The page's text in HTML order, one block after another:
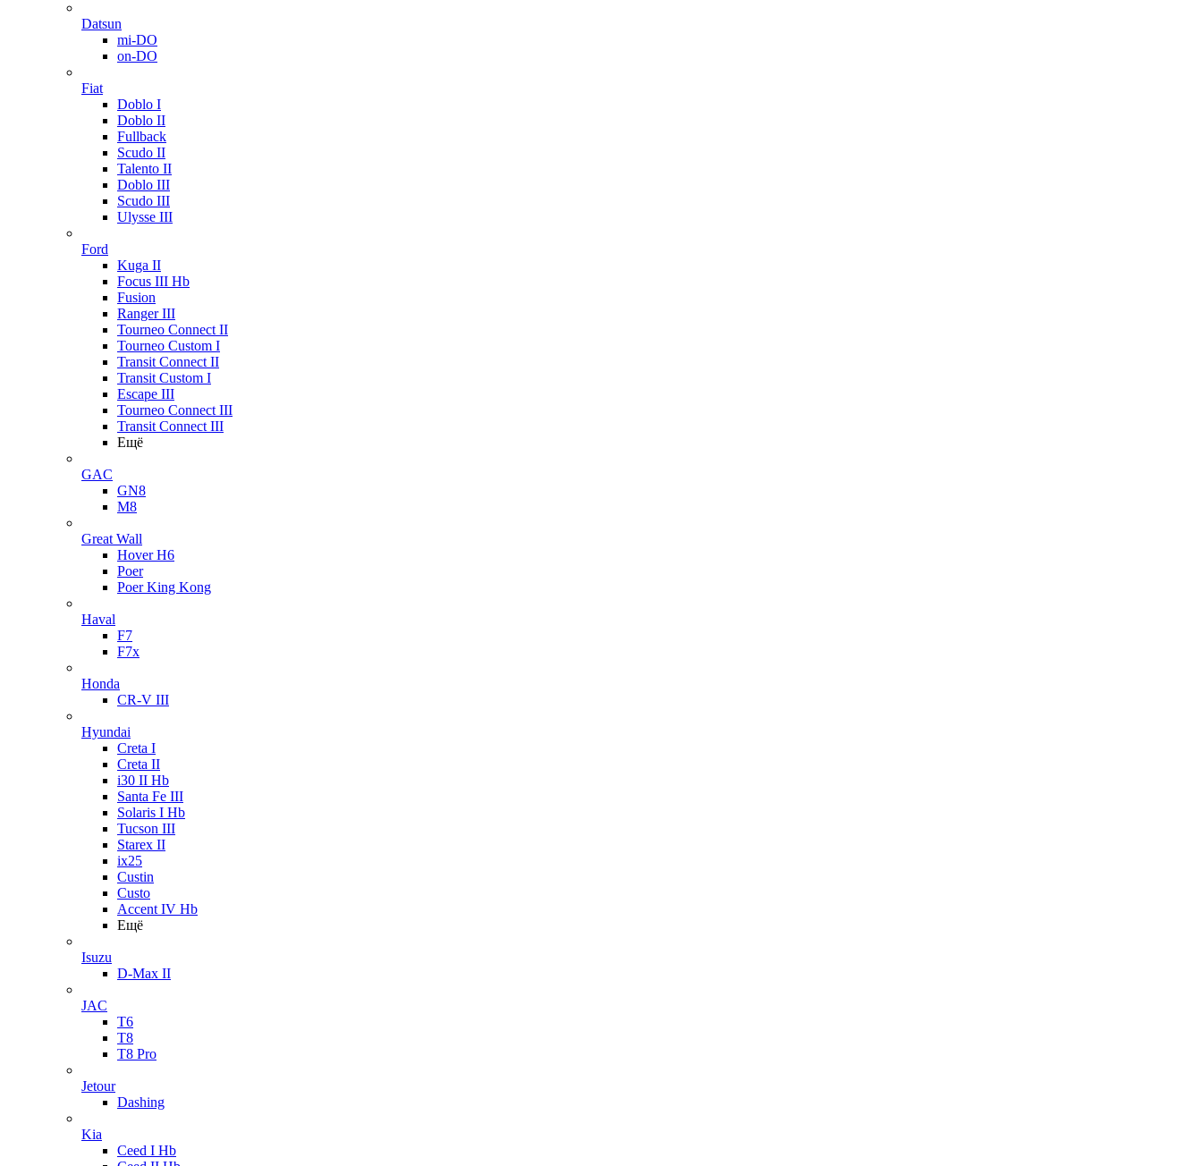
Datsun
mi-DO
on-DO
Fiat
Doblo I
Doblo II
Fullback
Scudo II
Talento II
Doblo III
Scudo III
Ulysse III
Ford
Kuga II
Focus III Hb
Fusion
Ranger III
Tourneo Connect II
Tourneo Custom I
Transit Connect II
Transit Custom I
Escape III
Tourneo Connect III
Transit Connect III
Ещё
GAC
GN8
M8
Great Wall
Hover H6
Poer
Poer King Kong
Haval
F7
F7x
Honda
CR-V III
Hyundai
Creta I
Creta II
i30 II Hb
Santa Fe III
Solaris I Hb
Tucson III
Starex II
ix25
Custin
Custo
Accent IV Hb
Ещё
Isuzu
D-Max II
JAC
T6
T8
T8 Pro
Jetour
Dashing
Kia
Ceed I Hb